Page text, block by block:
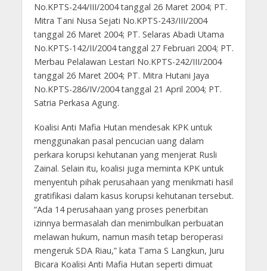
No.KPTS-244/III/2004 tanggal 26 Maret 2004; PT.
Mitra Tani Nusa Sejati No.KPTS-243/III/2004
tanggal 26 Maret 2004; PT. Selaras Abadi Utama
No.KPTS-142/II/2004 tanggal 27 Februari 2004; PT.
Merbau Pelalawan Lestari No.KPTS-242/III/2004
tanggal 26 Maret 2004; PT. Mitra Hutani Jaya
No.KPTS-286/IV/2004 tanggal 21 April 2004; PT.
Satria Perkasa Agung.
Koalisi Anti Mafia Hutan mendesak KPK untuk
menggunakan pasal pencucian uang dalam
perkara korupsi kehutanan yang menjerat Rusli
Zainal. Selain itu, koalisi juga meminta KPK untuk
menyentuh pihak perusahaan yang menikmati hasil
gratifikasi dalam kasus korupsi kehutanan tersebut.
“Ada 14 perusahaan yang proses penerbitan
izinnya bermasalah dan menimbulkan perbuatan
melawan hukum, namun masih tetap beroperasi
mengeruk SDA Riau,” kata Tama S Langkun, Juru
Bicara Koalisi Anti Mafia Hutan seperti dimuat